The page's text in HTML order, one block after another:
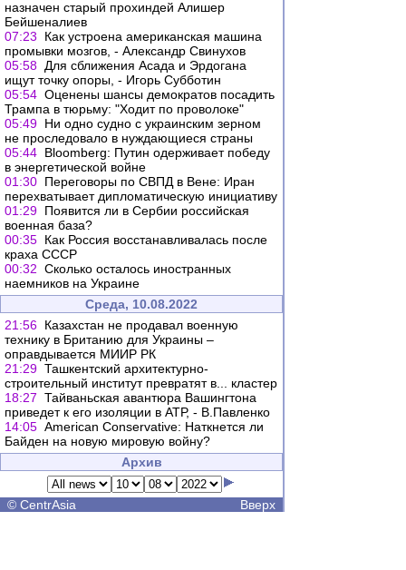
назначен старый прохиндей Алишер
Бейшеналиев
07:23
Как устроена американская машина
промывки мозгов, - Александр Свинухов
05:58 Для сближения Асада и Эрдогана
ищут точку опоры, - Игорь Субботин
05:54 Оценены шансы демократов посадить
Трампа в тюрьму: "Ходит по проволоке"
05:49 Ни одно судно с украинским зерном
не проследовало в нуждающиеся страны
05:44 Bloomberg: Путин одерживает победу
в энергетической войне
01:30 Переговоры по СВПД в Вене: Иран
перехватывает дипломатическую инициативу
01:29 Появится ли в Сербии российская
военная база?
00:35 Как Россия восстанавливалась после
краха СССР
00:32 Сколько осталось иностранных
наемников на Украине
Среда, 10.08.2022
21:56 Казахстан не продавал военную
технику в Британию для Украины –
оправдывается МИИР РК
21:29 Ташкентский архитектурно-
строительный институт превратят в... кластер
18:27 Тайваньская авантюра Вашингтона
приведет к его изоляции в АТР, - В.Павленко
14:05 American Conservative: Наткнется ли
Байден на новую мировую войну?
Архив
© CentrAsia Вверх